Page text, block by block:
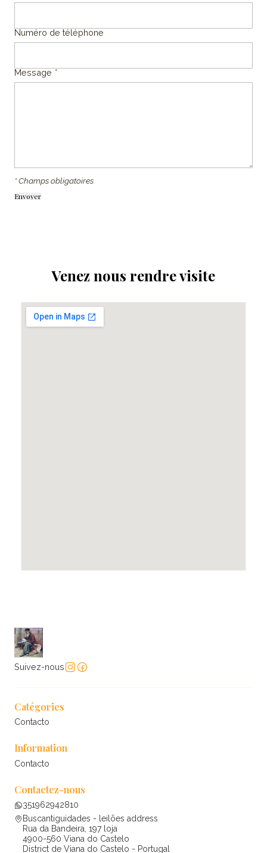
Numéro de téléphone
Message *
* Champs obligatoires
Venez nous rendre visite
Suivez-nous
Catégories
Contacto
Information
Contacto
Contactez-nous
351962942810
Buscantiguidades - leilões address
Rua da Bandeira, 197 loja
4900-560 Viana do Castelo
District de Viana do Castelo - Portugal